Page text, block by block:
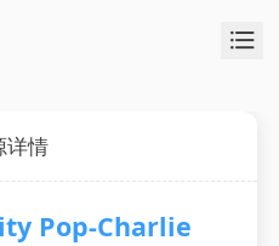
详情
Pop-Charlie